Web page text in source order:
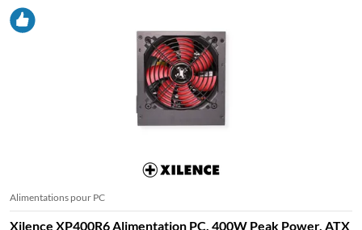
Alimentations pour PC
Xilence XP400R6 Alimentation PC, 400W Peak Power, ATX